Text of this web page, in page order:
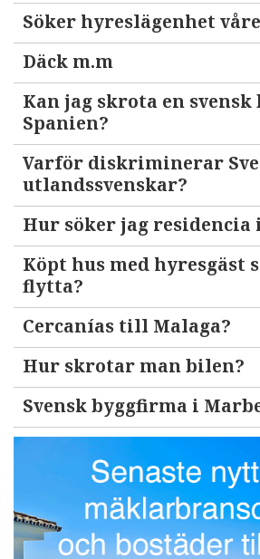
Söker hyreslägenhet
Däck m.m
Kan jag skrota en
Spanien?
Varför diskriminerar
utlandssvenskar?
Hur söker jag residencia
Köpt hus med hyresgäst
flytta?
Cercanías till Malaga?
Hur skrotar man bilen?
Svensk byggfirma i